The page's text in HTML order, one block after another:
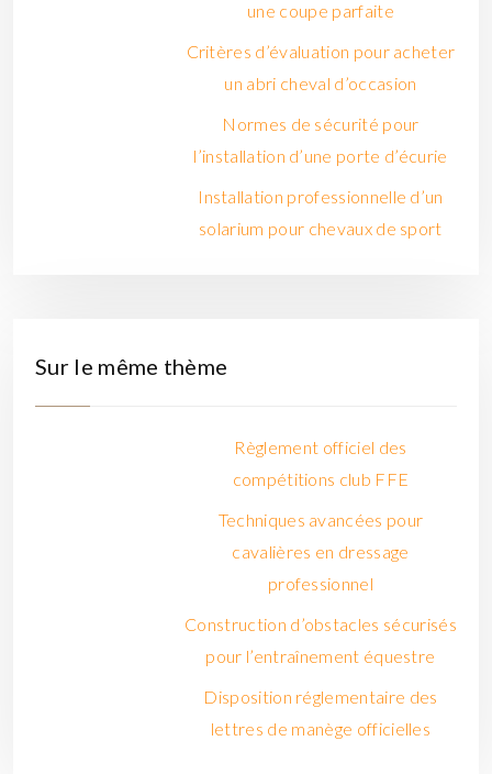
une coupe parfaite
Critères d’évaluation pour acheter
un abri cheval d’occasion
Normes de sécurité pour
l’installation d’une porte d’écurie
Installation professionnelle d’un
solarium pour chevaux de sport
Sur le même thème
Règlement officiel des
compétitions club FFE
Techniques avancées pour
cavalières en dressage
professionnel
Construction d’obstacles sécurisés
pour l’entraînement équestre
Disposition réglementaire des
lettres de manège officielles